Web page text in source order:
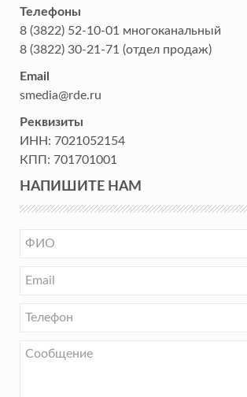
Телефоны
8 (3822) 52-10-01 многоканальный
8 (3822) 30-21-71 (отдел продаж)
Email
smedia@rde.ru
Реквизиты
ИНН: 7021052154
КПП: 701701001
НАПИШИТЕ НАМ